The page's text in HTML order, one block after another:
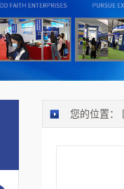
您的位置：